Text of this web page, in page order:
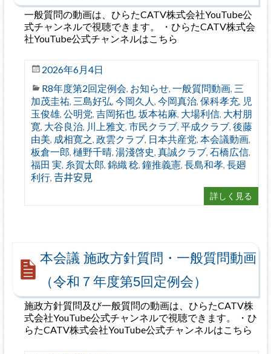
一般質問の動画は、ひらたCATV株式会社YouTube公
式チャンネルで視聴できます。 ・ひらたCATV株式会
社YouTube公式チャンネルはこちら
2026年6月4日
R8年度第2回定例会, お知らせ, 一般質問動画, 三
加茂圭祐, 三島好弘, 今岡久人 , 今岡真治, 保科孝充, 児
玉俊雄, 公明党, 吉岡拓也, 坂本祐麻, 大場利信, 大村朋
寛, 大谷良治, 川上雅文, 市民クラブ, 平成クラブ, 後藤
由美, 成相寛之, 政雲クラブ, 日本共産党, 本会議動画,
板倉一郎, 樋野千晴, 湯淺啓史, 真誠クラブ, 石橋広信,
福田 実, 糸賀太郎, 錦織 稔, 鐘推義憲, 長島和孝, 長廻
利行, 𠮷井安見
詳しく見る
本会議 施政方針質問・一般質問動画
（令和７年度第5回定例会）
施政方針質問及び一般質問の動画は、ひらたCATV株
式会社YouTube公式チャンネルで視聴できます。 ・ひ
らたCATV株式会社YouTube公式チャンネルはこちら